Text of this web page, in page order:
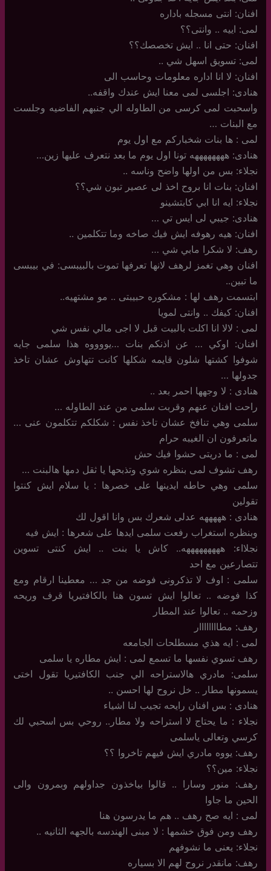
افنان: انتى مسجله باداره
لمى: اييه .. وانتى؟؟
افنان: حتى انا .. ايش تخصصك؟؟
لمى: تسويق اسهل شي ..
افنان: لا انا اداره معلومات وحاسب الى
هنادى: اجلسى لمى معنا ايش عندك واقفه..
واسحبت لمى كرسى من الطاوله الي جنبهم الفاضيه وجلست
مع البنات …
لمى : ها بنات شخباركم مع اول يوم
هنادى: ههههههههه تونا اول يوم ما بعد نتعرف عليها زين…
نجلاء: بس من اولها واضح وناسه ..
افنان: بنات انا بروح اخذ لى عصير تبون شي؟؟
نجلاء: ايه انا ابي كابتشينو
هنادى: جيبي لى ايس تي …
افنان: هيه رهوفه ايش فيك صاخه وما تتكلمين ..
رهف: لا شكرا مابي شي …
افنان وهي تغمز لرهف لانها تعرفها تموت بالبيبسى: في بيبسى
ما تبين..
ابتسمت رهف لها : مشكوره حبيبتى .. مو مشتهيه..
افنان: كيفك .. وانتى لمويا
لمى : لالا انا اكلت بالبيت قبل لا اجى مالي نفس شي
افنان: اوكي … عن اذنكم بنات …يووووه هذا سلمى جايه
شوفوا كشتها شلون قايمه شكلها كانت تتهاوش عشان تاخذ
جدولها …
هنادى : لا وجهها احمر بعد ..
راحت افنان عنهم وقربت سلمى من عند الطاوله …
سلمى وهي تنافخ عشان تاخذ نفس : شكلكم تتكلمون عنى …
ماتعرفون ان الغيبه حرام
لمى : ما دريتى حشوا فيك حش
رهف تشوف لمى بنظره شوي وتذبحها يا ثقل دمها هالبنت …
سلمى وهي حاطه ايدينها على خصرها : يا سلام ايش كنتوا
تقولين
هنادى : هههههه عدلى شعرك بس وانا اقول لك
وبنظره استغراب رفعت سلمى ايدها على شعرها : ايش فيه
نجلااء: هههههههههه.. كاش يا بنت .. ايش كنتى تسوين
تتصارعين مع احد
سلمى : اوف لا تذكرونى فوضه من جد … معطينا ارقام ومع
كذا فوضه .. تعالوا ايش تسون هنا بالكافتيريا قرف وريحه
وزحمه .. تعالوا عند المطار
رهف: مطاااااااار
لمى : ايه هذي مسطلحات الجامعه
رهف تسوي نفسها ما تسمع لمى : ايش مطاره يا سلمى
سلمى: مادري هالاستراحه الي جنب الكافتيريا تقول اختى
يسمونها مطار .. خل نروح لها احسن ..
هنادى : بس افنان رايحه تجيب لنا اشياء
نجلاء : ما يحتاج لا استراحه ولا مطار.. روحي بس اسحبي لك
كرسي وتعالى ياسلمى
رهف: يووه مادري ايش فيهم تاخروا ؟؟
نجلاء: مين؟؟
رهف: منور وسارا .. قالوا بياخذون جداولهم وبمرون والى
الحين ما جاوا
لمى : ايه صح رهف .. هم ما يدرسون هنا
رهف ومن فوق خشمها : لا مبنى الهندسه بالجهه الثانيه ..
نجلاء: يعنى ما نشوفهم
رهف: مانقدر نروح لهم الا بسياره